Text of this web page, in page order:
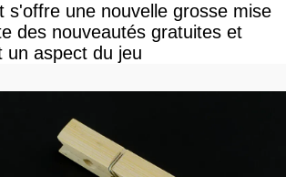
s'offre une nouvelle grosse mise
des nouveautés gratuites et
un aspect du jeu